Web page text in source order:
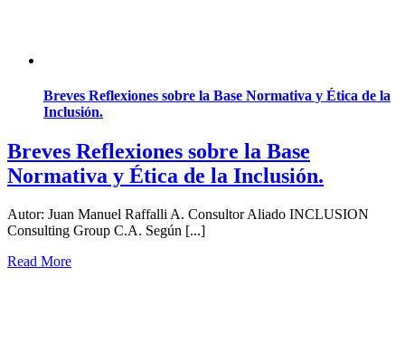
Breves Reflexiones sobre la Base Normativa y Ética de la
Inclusión.
Breves Reflexiones sobre la Base
Normativa y Ética de la Inclusión.
Autor: Juan Manuel Raffalli A. Consultor Aliado INCLUSION
Consulting Group C.A. Según [...]
Read More